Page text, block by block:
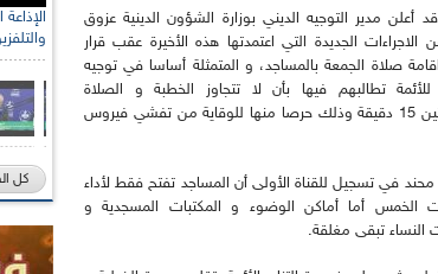
أعلن مدير التوجيه الديني بوزارة الشؤون الدينية عزوق
الاجراءات الجديدة التي اعتمدتها هذه الأخيرة عقب قرار
صلاة الجمعة بالمساجد، و المتمثلة أساسا في توجيه
للأئمة تطالبهم فيها بأن لا تتجاوز الخطبة و الصلاة
مجتمعتين 15 دقيقة وذلك حرصا منها للوقاية من تفشي فيروس
محند في تسجيل للقناة الأولى أن المساجد تفتح فقط لأداء
الخمس أما أماكن الوضوء و المكتبات المسجدية و
النساء تبقى مغلقة.
كل